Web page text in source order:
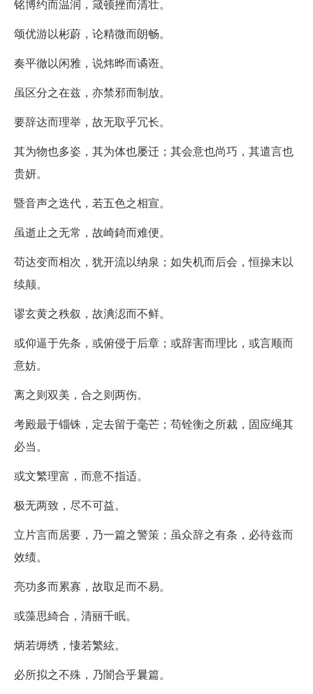
铭博约而温润，箴顿挫而清壮。
颂优游以彬蔚，论精微而朗畅。
奏平徹以闲雅，说炜晔而谲诳。
虽区分之在兹，亦禁邪而制放。
要辞达而理举，故无取乎冗长。
其为物也多姿，其为体也屡迁；其会意也尚巧，其遣言也
贵妍。
暨音声之迭代，若五色之相宣。
虽逝止之无常，故崎錡而难便。
苟达变而相次，犹开流以纳泉；如失机而后会，恒操末以
续颠。
谬玄黄之秩叙，故淟涊而不鲜。
或仰逼于先条，或俯侵于后章；或辞害而理比，或言顺而
意妨。
离之则双美，合之则两伤。
考殿最于锱铢，定去留于毫芒；苟铨衡之所裁，固应绳其
必当。
或文繁理富，而意不指适。
极无两致，尽不可益。
立片言而居要，乃一篇之警策；虽众辞之有条，必待兹而
效绩。
亮功多而累寡，故取足而不易。
或藻思綺合，清丽千眠。
炳若缛绣，悽若繁絃。
必所拟之不殊，乃闇合乎曩篇。